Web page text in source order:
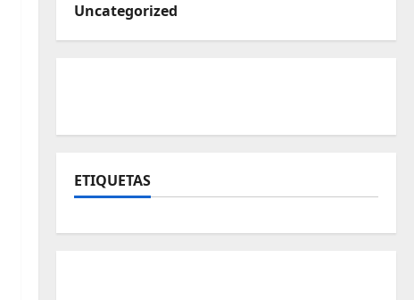
Uncategorized
ETIQUETAS